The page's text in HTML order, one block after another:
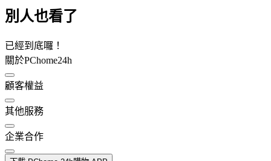
別人也看了
已經到底囉！
關於PChome24h
顧客權益
其他服務
企業合作